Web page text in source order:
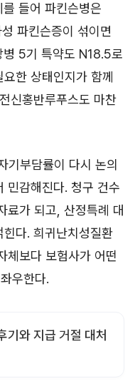
들어 파킨슨병은
파킨슨증이 섞이면
병 5기 특약도 N18.5로
한 상태인지가 함께
신홍반루푸스도 마찬
기부담률이 다시 논의
민감해진다. 청구 건수
료가 되고, 산정특례 대
다. 희귀난치성질환
체보다 보험사가 어떤
우한다.
기와 지급 거절 대처